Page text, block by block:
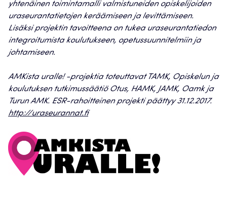
yhtenäinen toimintamalli valmistuneiden opiskelijoiden
uraseurantatietojen keräämiseen ja levittämiseen.
Lisäksi projektin tavoitteena on tukea uraseurantatiedon
integroitumista koulutukseen, opetussuunnitelmiin ja
johtamiseen.
AMKista uralle! -projektia toteuttavat TAMK, Opiskelun ja
koulutuksen tutkimussäätiö Otus, HAMK, JAMK, Oamk ja
Turun AMK. ESR-rahoitteinen projekti päättyy 31.12.2017.
http://uraseurannat.fi